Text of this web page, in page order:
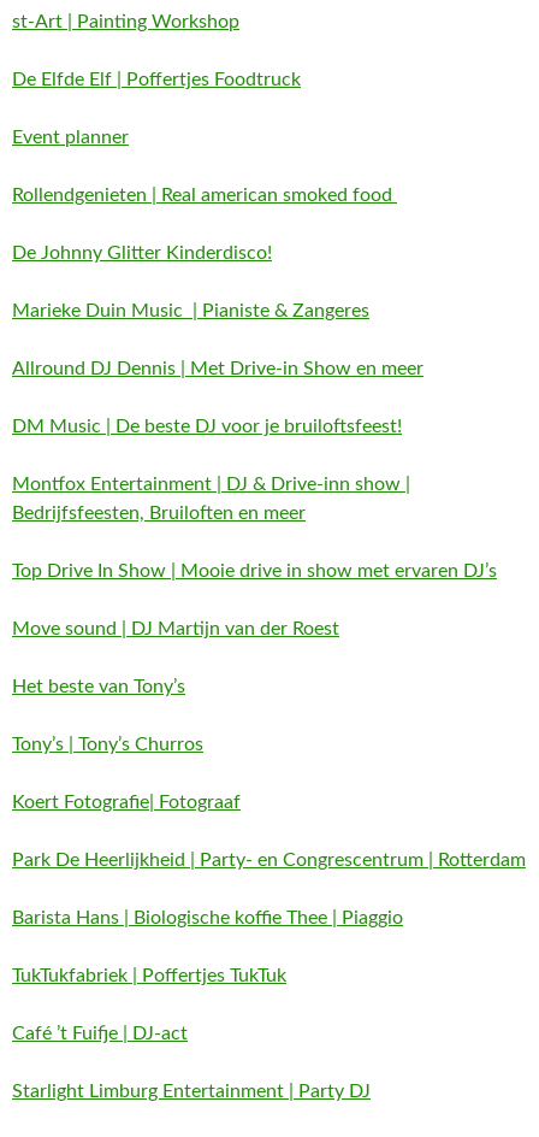
st-Art | Painting Workshop
De Elfde Elf | Poffertjes Foodtruck
Event planner
Rollendgenieten | Real american smoked food
De Johnny Glitter Kinderdisco!
Marieke Duin Music | Pianiste & Zangeres
Allround DJ Dennis | Met Drive-in Show en meer
DM Music | De beste DJ voor je bruiloftsfeest!
Montfox Entertainment | DJ & Drive-inn show |
Bedrijfsfeesten, Bruiloften en meer
Top Drive In Show | Mooie drive in show met ervaren DJ’s
Move sound | DJ Martijn van der Roest
Het beste van Tony’s
Tony’s | Tony’s Churros
Koert Fotografie| Fotograaf
Park De Heerlijkheid | Party- en Congrescentrum | Rotterdam
Barista Hans | Biologische koffie Thee | Piaggio
TukTukfabriek | Poffertjes TukTuk
Café ’t Fuifje | DJ-act
Starlight Limburg Entertainment | Party DJ